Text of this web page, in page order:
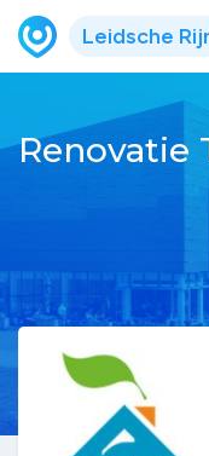
Leidsche
Renovatie